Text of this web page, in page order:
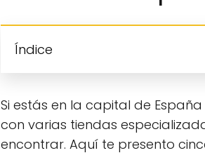
Índice
Si estás en la capital de
con varias tiendas
encontrar. Aquí te presento